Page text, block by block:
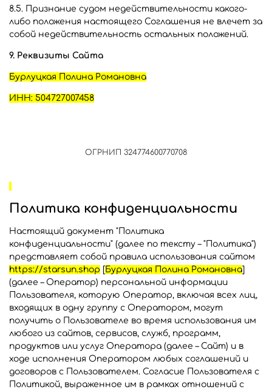
8.5. Признание судом недействительности какого-
либо положения настоящего Соглашения не влечет за
собой недействительность остальных положений.
9. Реквизиты Сайта
Бурлуцкая Полина Романовна
ИНН: 504727007458
ОГРНИП 324774600770708
Политика конфиденциальности
Настоящий документ "Политика
конфиденциальности" (далее по тексту – "Политика")
представляет собой правила использования сайтом
https://starsun.shop [Бурлуцкая Полина Романовна]
(далее – Оператор) персональной информации
Пользователя, которую Оператор, включая всех лиц,
входящих в одну группу с Оператором, могут
получить о Пользователе во время использования им
любого из сайтов, сервисов, служб, программ,
продуктов или услуг Оператора (далее – Сайт) и в
ходе исполнения Оператором любых соглашений и
договоров с Пользователем. Согласие Пользователя с
Политикой, выраженное им в рамках отношений с